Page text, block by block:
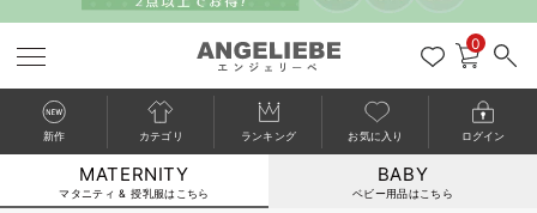
戻る
戻る
戻る
戻る
戻る
戻る
戻る
戻る
戻る
戻る
戻る
戻る
戻る
戻る
戻る
戻る
戻る
戻る
戻る
戻る
戻る
0
新作 カテゴリ ランキング お気に入り ログイン
MATERNITY
マタニティ & 授乳服はこちら
BABY
ベビー用品はこちら
カートに入れる